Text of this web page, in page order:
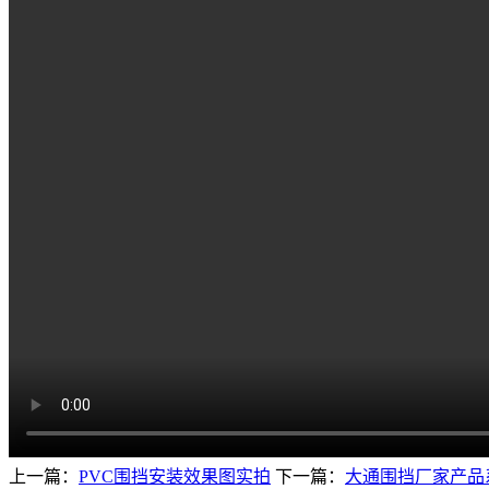
上一篇： PVC围挡安装效果图实拍 下一篇： 大通围挡厂家产